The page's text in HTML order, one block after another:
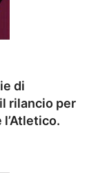
di
rilancio per